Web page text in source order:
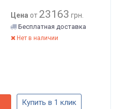
Цена от 23163 грн.
Бесплатная доставка
Нет в наличии
Купить в 1 клик